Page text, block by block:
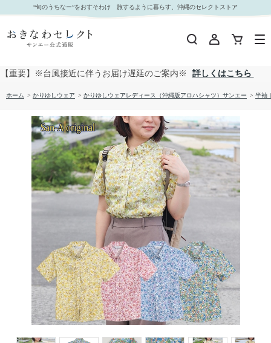
【送料無料】形態安定 小花総柄 かりゆしウェアP1025-03L｜おきなわセレクト サンエー公式通
販
“旬のうちなー”をおすそわけ 旅するように暮らす、沖縄のセレクトストア
【重要】※台風接近に伴うお届け遅延のご案内※ 詳しくはこちら
ホーム > かりゆしウェア > かりゆしウェアレディース（沖縄版アロハシャツ）サンエー > 半袖
Prev